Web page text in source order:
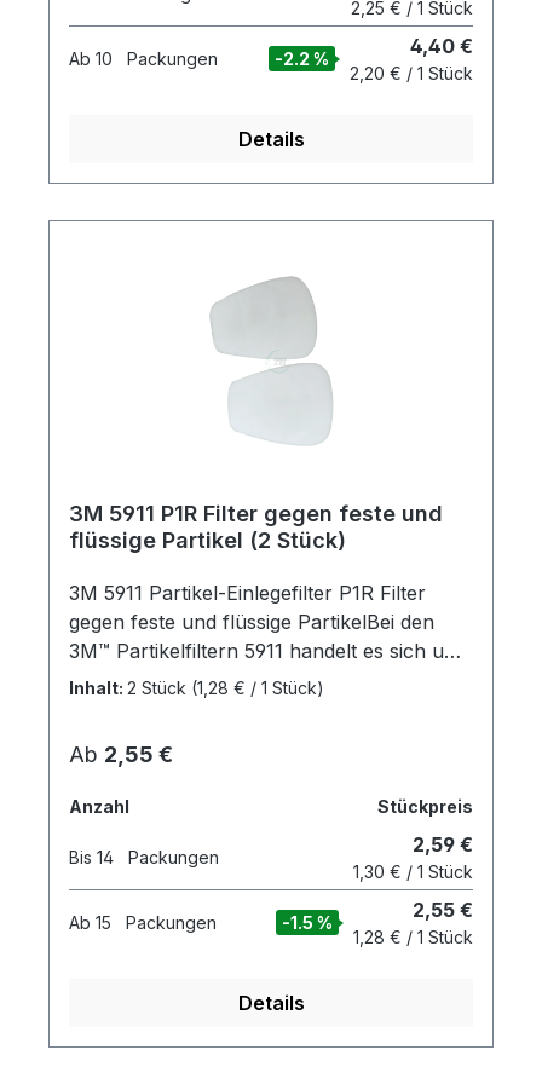
ungTechnisches Datenblatt
Serie 5000 mit den Gase- & Dämpfe Filtern
notwendig.Empfohlene AnwendungenFür
die Nutzung bei Farbspritzarbeiten.
2,25 € / 1 Stück
Ab 10 Packungen -2.2 %
4,40 €
2,20 € / 1 Stück
Details
3M 5911 P1R Filter gegen feste und
flüssige Partikel (2 Stück)
3M 5911 Partikel-Einlegefilter P1R Filter
gegen feste und flüssige PartikelBei den
3M™ Partikelfiltern 5911 handelt es sich um
unsere Austauschfilter, die für den P1-
der Serie 6000 in Verbindung mit einem
Filterdeckel 501 eingesetzt werden und
Gasen und Partikeln beispielsweise bei
Malerarbeiten im gewerblichen
Bereich. 3M™ Partikelfilter 5911 tragen zum
P1-Schutz beim Schleifen – von Hand oder
Austauschfilter eignen sich für die
Inhalt: 2 Stück (1,28 € / 1 Stück)
Regulärer Preis:
Ab 2,55 €
Anzahl Stückpreis
Bis 14 Packungen
2,59 €
1,30 € / 1 Stück
Ab 15 Packungen -1.5 %
2,55 €
1,28 € / 1 Stück
Details